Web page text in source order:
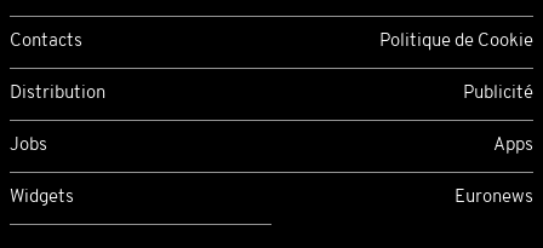
Contacts Politique de Cookie
Distribution Publicité
Jobs Apps
Widgets Euronews